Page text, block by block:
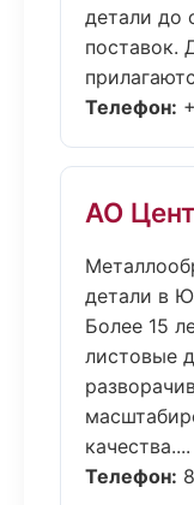
детали до
поставок.
Телефон:
АО
детали в
Более 15
листовые
качества....
Телефон: